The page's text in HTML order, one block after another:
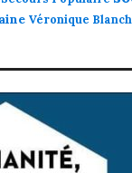
Véronique